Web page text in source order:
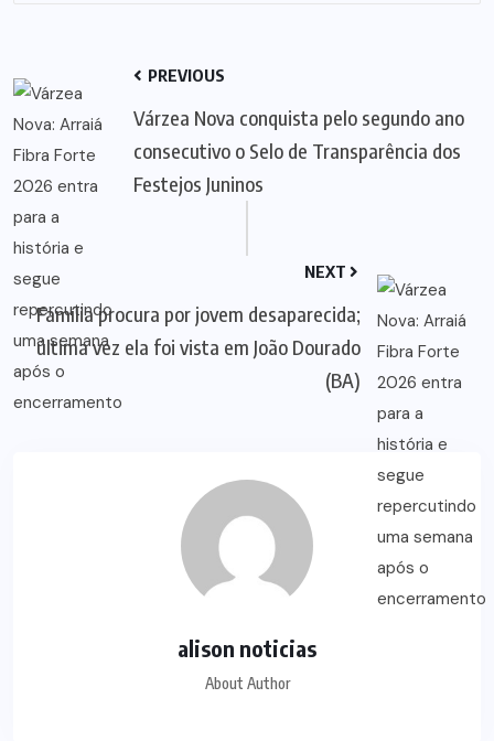
PREVIOUS
Várzea Nova conquista pelo segundo ano
consecutivo o Selo de Transparência dos
Festejos Juninos
NEXT
Família procura por jovem desaparecida;
última vez ela foi vista em João Dourado
(BA)
alison noticias
About Author